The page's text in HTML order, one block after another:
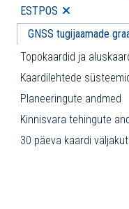
ESTPOS Ava
GNSS tugijaamade
Topokaardid ja
Kaardilehtede
Planeeringute andmed
Kinnisvara tehingute
30 päeva kaardi